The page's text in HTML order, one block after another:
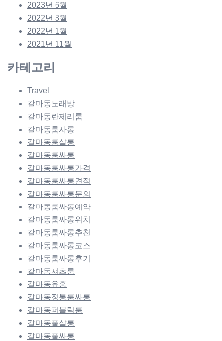
2023년 6월
2022년 3월
2022년 1월
2021년 11월
카테고리
Travel
갈마동노래방
갈마동란제리룸
갈마동룸사롱
갈마동룸살롱
갈마동룸싸롱
갈마동룸싸롱가격
갈마동룸싸롱견적
갈마동룸싸롱문의
갈마동룸싸롱예약
갈마동룸싸롱위치
갈마동룸싸롱추천
갈마동룸싸롱코스
갈마동룸싸롱후기
갈마동셔츠룸
갈마동유흥
갈마동정통룸싸롱
갈마동퍼블릭룸
갈마동풀살롱
갈마동풀싸롱